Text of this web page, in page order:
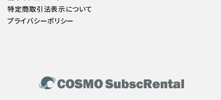
特定商取引法表示について
プライバシーポリシー